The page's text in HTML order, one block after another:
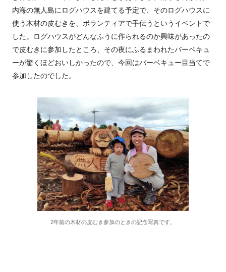
内海の無人島にログハウスを建てる予定で、そのログハウスに
使う木材の皮むきを、ボランティアで手伝うというイベントで
した。ログハウスがどんなふうに作られるのか興味があったの
で皮むきに参加したところ、その夜にふるまわれたバーベキュ
ーが驚くほどおいしかったので、今回はバーベキュー目当てで
参加したのでした。
2年前の木材の皮むき参加のときの記念写真です。